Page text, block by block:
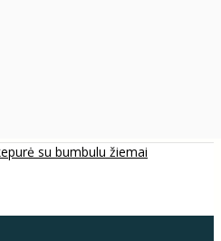
su bumbulu žiemai